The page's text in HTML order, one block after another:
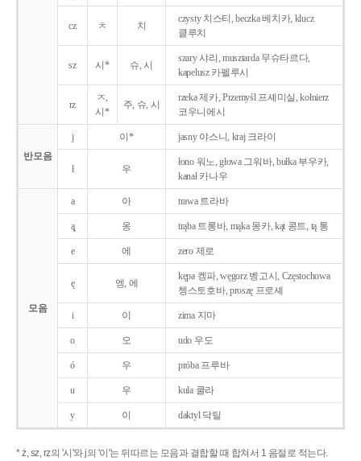
cz ㅊ 치
czysty 치스티, beczka 베치카, klucz
클루치
sz 시* 슈, 시
szary 샤리, musztarda 무슈타르다,
kapelusz 카펠루시
rz
ㅈ,
시*
주, 슈, 시
rzeka 제카, Przemyśl 프셰미실, kołnierz
코우니에시
반모음
j 이* jasny 야스니, kraj 크라이
ł 우
łono 워노, głowa 그워바, bułka 부우카,
kanał 카나우
모음
a 아 trawa 트라바
ą̨ 옹 trąba 트롱바, mąka 몽카, kąt 콩트, tą 통
e 에 zero 제로
ę 엥, 에
kępa 켕파, węgorz 벵고시, Częstochowa
쳉스토호바, proszę 프로셰
i 이 zima 지마
o 오 udo 우도
ó 우 próba 프루바
u 우 kula 쿨라
y 이 daktyl 닥틸
* ż, sz, rz의 '시'와 j의 '이'는 뒤따르는 모음과 결합할 때 합쳐서 1 음절로 적는다.